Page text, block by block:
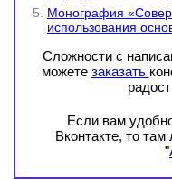
Монография
использования
Сложности с
можете заказать
Если вам
Вконтакте, то
"